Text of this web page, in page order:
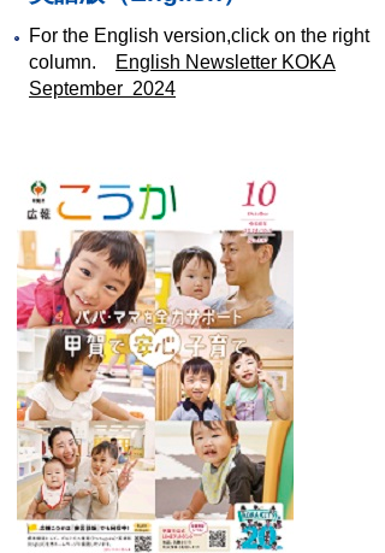
For the English version,click on the right
column.
English Newsletter KOKA
September 2024